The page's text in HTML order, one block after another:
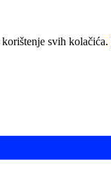
svih kolačića.